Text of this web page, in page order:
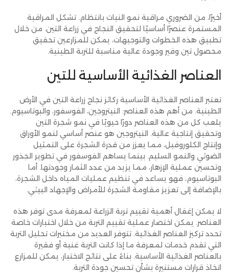
أخيرًا، من الضروري مراقبة نمو النبات بانتظام. تشكل المراقبة
المستمرة عنصرًا أساسيًا لتحقيق النجاح في زراعة التين. من خلال
تطبيق هذه الخطوات والتوجيهات، يمكن للمزارعين تحقيق
محصول تين وفير وجودة عالية مناسبة للتربة الطينية.
العناصر الغذائية الأساسية للتين
تعتبر العناصر الغذائية الأساسية ركائز نجاح زراعة التين في الأرض
الطينية. من أهم هذه العناصر: النيتروجين، الفوسفور، والبوتاسيوم.
يلعب كل من هذه العناصر دورًا حيويًا في نمو شجرة التين
وتحقيق إنتاجية عالية. النيتروجين هو عنصر أساسي لنمو الأوراق
وإنتاج الكلوروفيل، مما يعزز من قدرة الشجرة على التمثيل
الضوئي والنمو السليم. بينما يساهم الفوسفور في تطوير الجذور
وتحسين عملية الإزهار، مما يزيد من عدد الثمار وجودتها. أما
البوتاسيوم، فهو يساعد في تنظيم عمليات المياه داخل الشجرة،
بالإضافة إلى تعزيز مقاومة الشجرة للأمراض والإجهاد البيئي.
لا يمكن إغفال أهمية تقييم تربة الزراعة لمعرفة مدى توفر هذه
العناصر. يمكن اختصار عملية تقييم التربة من خلال اختبارات خاصة
تحدد تركيز العناصر الغذائية. تتوفر العديد من مختبرات تحليل التربة
التي تقدم خدمات لمعرفة ما إذا كانت التربة غنية أو فقيرة
بالعناصر الغذائية الأساسية. بناءً على نتائج الاختبار، يمكن للمزارع
اتخاذ قرارات مستنيرة بشأن تحسين جودة التربة.